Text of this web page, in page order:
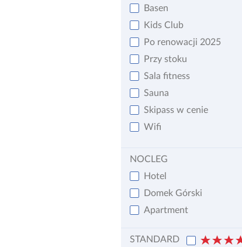
Basen
Kids Club
Po renowacji 2025
Przy stoku
Sala fitness
Sauna
Skipass w cenie
Wifi
NOCLEG
Hotel
Domek Górski
Apartment
STANDARD